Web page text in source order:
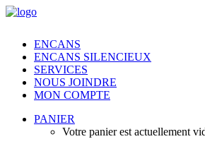
ENCANS
ENCANS SILENCIEUX
SERVICES
NOUS JOINDRE
MON COMPTE
PANIER
Votre panier est actuellement